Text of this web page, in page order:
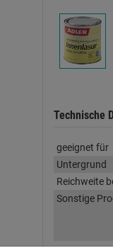
Technische
geeignet für
Untergrund
Reichweite
Sonstige